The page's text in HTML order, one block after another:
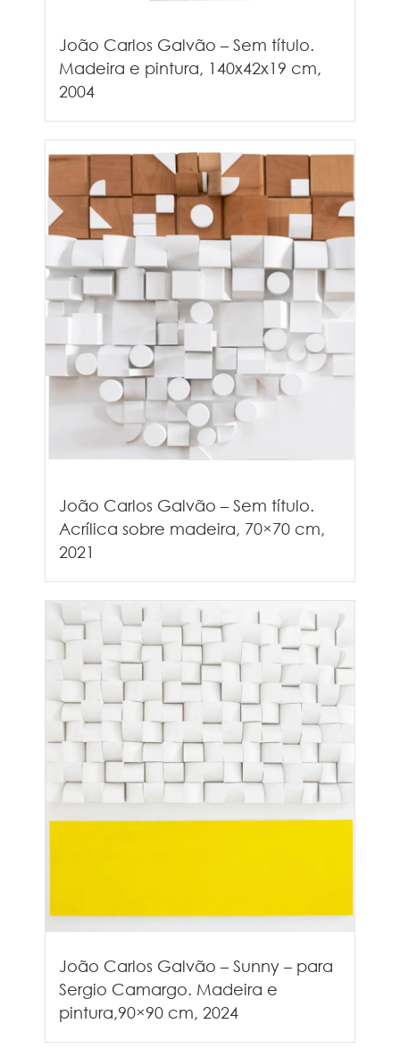
João Carlos Galvão – Sem título.
Madeira e pintura, 140x42x19 cm,
2004
João Carlos Galvão – Sem título.
Acrílica sobre madeira, 70×70 cm,
2021
João Carlos Galvão – Sunny – para
Sergio Camargo. Madeira e
pintura,90×90 cm, 2024